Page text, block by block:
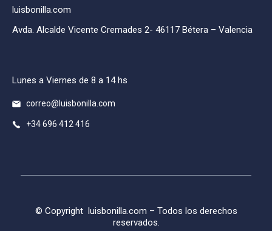
luisbonilla.com
Avda. Alcalde Vicente Cremades 2- 46117 Bétera – Valencia
Lunes a Viernes de 8 a 14 hs
correo@luisbonilla.com
+34 696 412 416
© Copyright luisbonilla.com – Todos los derechos
reservados.